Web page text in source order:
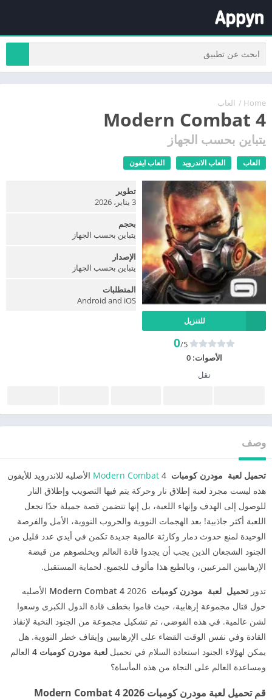
Home
/ العاب
Modern Combat 4
يتباين بحسب الجهاز
العاب العاب الاندرويد العاب ايفون
للتنزيل
0/5
الأصوات:0
نقل
تطوير
3 يناير، 2026
بحجم
يتباين بحسب الجهاز
الإصدار
يتباين بحسب الجهاز
المتطلبات
Android and iOS
وصف
تحميل لعبة مودرن كومبات Modern Combat 4 الأصليه للاندرويد للأيفون
هذه ليست مجرد لعبة إطلاق نار وحركة يتم فيها التصويب وإطلاق النار
للوصول إلى الهدف وإنهاء اللعبة، بل إنها تتضمن قصة جميلة جدًا تجعل
اللعبة أكثر جاذبية! بعد الهجمات النووية والحروب النووية، الأمل والفرصة
الوحيدة لمنع حدوث دمار وكارثة عالمية جديدة تكمن في أيدي عدد قليل من
الجنود الشجعان الذين يجب أن يجدوا قادة العالم ويخلصوهم من قبضة
الإرهابيين المرعبين، وبالطبع هذا مألوف للجميع. لحماية المستقبل.
تدور تحميل لعبة مودرن كومبات Modern Combat 4
2026 الأصليه
حول قتال مجموعة إرهابية، حيث قاموا بخطف قادة الدول الكبرى وسعوا
لشن عالمية. في هذه الفوضى، تم تشكيل مجموعة من الجنود النخبة لإنقاذ
القادة وفي نفس الوقت القضاء على الإرهابيين وإيقاف خطر النووية. هل
يمكن لهؤلاء الجنود استعادة السلام في تحميل لعبة مودرن كومبات 4
العالم
ومساعدة العالم على النجاة من هذه المأساة؟
قم تحميل لعبة مودرن كومبات Modern Combat 4 2026